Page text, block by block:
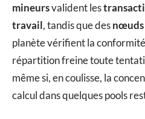
mineursvalident les
travail, tandis que desnœuds
planète vérifient la
répartition freine toute
même si, en coulisse, la
calcul dans quelques pools